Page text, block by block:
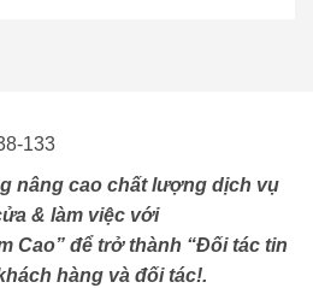
nâng cao chất lượng dịch vụ
& làm việc với
Cao” để trở thành “Đối tác tin
hàng và đối tác!.